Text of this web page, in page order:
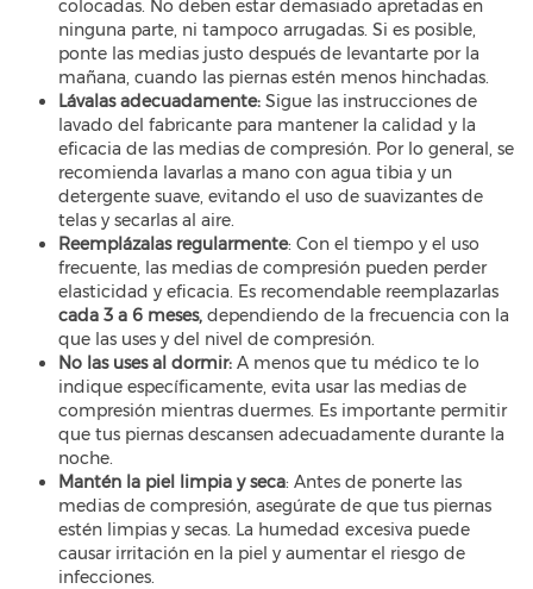
colocadas. No deben estar demasiado apretadas en
ninguna parte, ni tampoco arrugadas. Si es posible,
ponte las medias justo después de levantarte por la
mañana, cuando las piernas estén menos hinchadas.
Lávalas adecuadamente: Sigue las instrucciones de
lavado del fabricante para mantener la calidad y la
eficacia de las medias de compresión. Por lo general, se
recomienda lavarlas a mano con agua tibia y un
detergente suave, evitando el uso de suavizantes de
telas y secarlas al aire.
Reemplázalas regularmente: Con el tiempo y el uso
frecuente, las medias de compresión pueden perder
elasticidad y eficacia. Es recomendable reemplazarlas
cada 3 a 6 meses, dependiendo de la frecuencia con la
que las uses y del nivel de compresión.
No las uses al dormir: A menos que tu médico te lo
indique específicamente, evita usar las medias de
compresión mientras duermes. Es importante permitir
que tus piernas descansen adecuadamente durante la
noche.
Mantén la piel limpia y seca: Antes de ponerte las
medias de compresión, asegúrate de que tus piernas
estén limpias y secas. La humedad excesiva puede
causar irritación en la piel y aumentar el riesgo de
infecciones.